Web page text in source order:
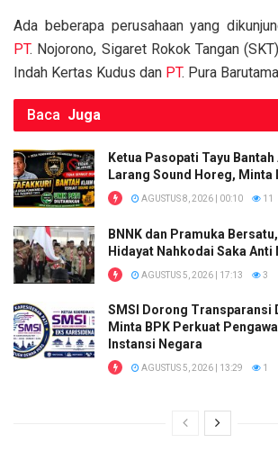
Ada beberapa perusahaan yang
PT. Nojorono, Sigaret Rokok Tangan
Indah Kertas Kudus dan PT. Pura
Baca Juga
Ketua Pasopati Tayu
Larang Sound Horeg, Minta
AGUSTUS 8, 2026 | 00:10 11
BNNK dan Pramuka
Hidayat Nahkodai Saka Anti
AGUSTUS 5, 2026 | 17:13 3
SMSI Dorong Transparansi
Minta BPK Perkuat
Instansi Negara
AGUSTUS 5, 2026 | 13:29 1